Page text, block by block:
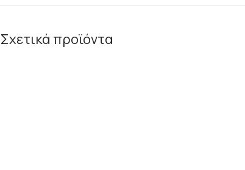
Σχετικά προϊόντα